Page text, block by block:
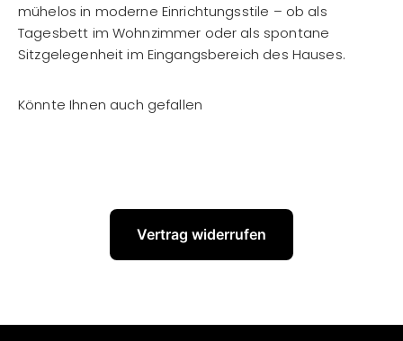
mühelos in moderne Einrichtungsstile – ob als
Tagesbett im Wohnzimmer oder als spontane
Sitzgelegenheit im Eingangsbereich des Hauses.
Vertrag widerrufen